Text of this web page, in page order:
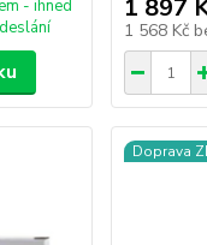
- ihned
1 897
1 568 Kč
Doprava